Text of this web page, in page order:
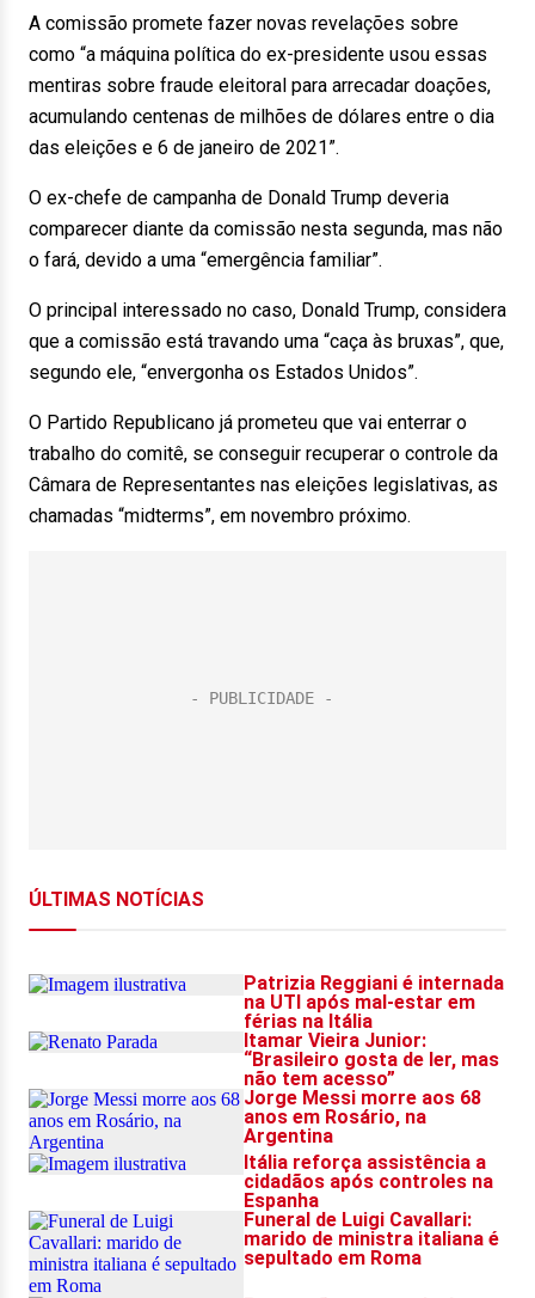
A comissão promete fazer novas revelações sobre
como “a máquina política do ex-presidente usou essas
mentiras sobre fraude eleitoral para arrecadar doações,
acumulando centenas de milhões de dólares entre o dia
das eleições e 6 de janeiro de 2021”.
O ex-chefe de campanha de Donald Trump deveria
comparecer diante da comissão nesta segunda, mas não
o fará, devido a uma “emergência familiar”.
O principal interessado no caso, Donald Trump, considera
que a comissão está travando uma “caça às bruxas”, que,
segundo ele, “envergonha os Estados Unidos”.
O Partido Republicano já prometeu que vai enterrar o
trabalho do comitê, se conseguir recuperar o controle da
Câmara de Representantes nas eleições legislativas, as
chamadas “midterms”, em novembro próximo.